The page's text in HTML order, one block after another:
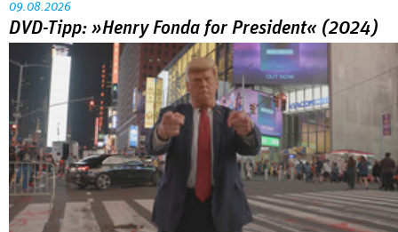
09.08.2026
DVD-Tipp: »Henry Fonda for President« (2024)